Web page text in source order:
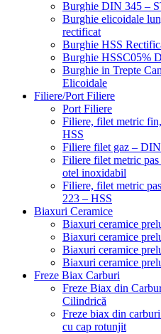
Burghie DIN 345 –
Burghie elicoidale
rectificat
Burghie HSS
Burghie HSSC05%
Burghie in Trepte
Elicoidale
Filiere/Port Filiere
Port Filiere
Filiere, filet metric
HSS
Filiere filet gaz –
Filiere filet metric
otel inoxidabil
Filiere, filet metric
223 – HSS
Biaxuri Ceramice
Biaxuri ceramice
Biaxuri ceramice
Biaxuri ceramice
Biaxuri ceramice
Freze Biax Carburi
Freze Biax din
Cilindrică
Freze biax din
cu cap rotunjit